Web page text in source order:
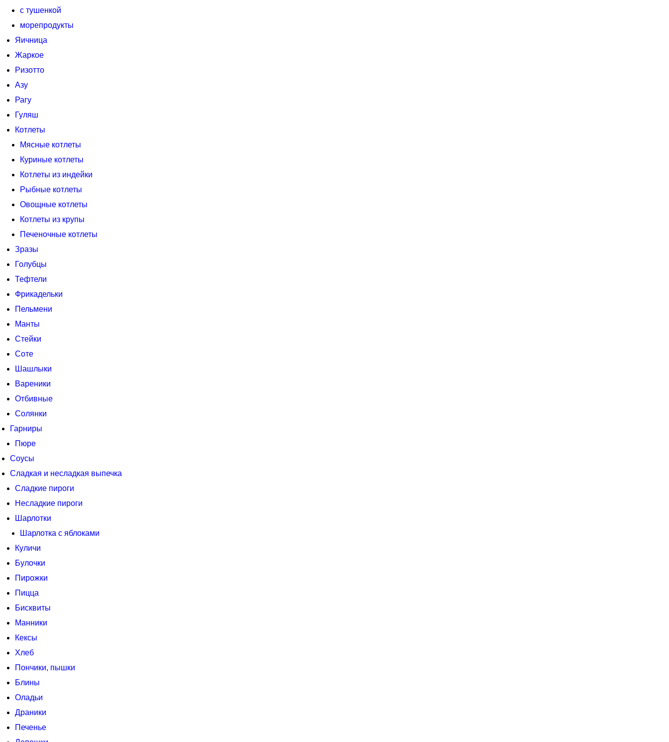
с тушенкой
морепродукты
Яичница
Жаркое
Ризотто
Азу
Рагу
Гуляш
Котлеты
Мясные котлеты
Куриные котлеты
Котлеты из индейки
Рыбные котлеты
Овощные котлеты
Котлеты из крупы
Печеночные котлеты
Зразы
Голубцы
Тефтели
Фрикадельки
Пельмени
Манты
Стейки
Соте
Шашлыки
Вареники
Отбивные
Солянки
Гарниры
Пюре
Соусы
Сладкая и несладкая выпечка
Сладкие пироги
Несладкие пироги
Шарлотки
Шарлотка с яблоками
Куличи
Булочки
Пирожки
Пицца
Бисквиты
Манники
Кексы
Хлеб
Пончики, пышки
Блины
Оладьи
Драники
Печенье